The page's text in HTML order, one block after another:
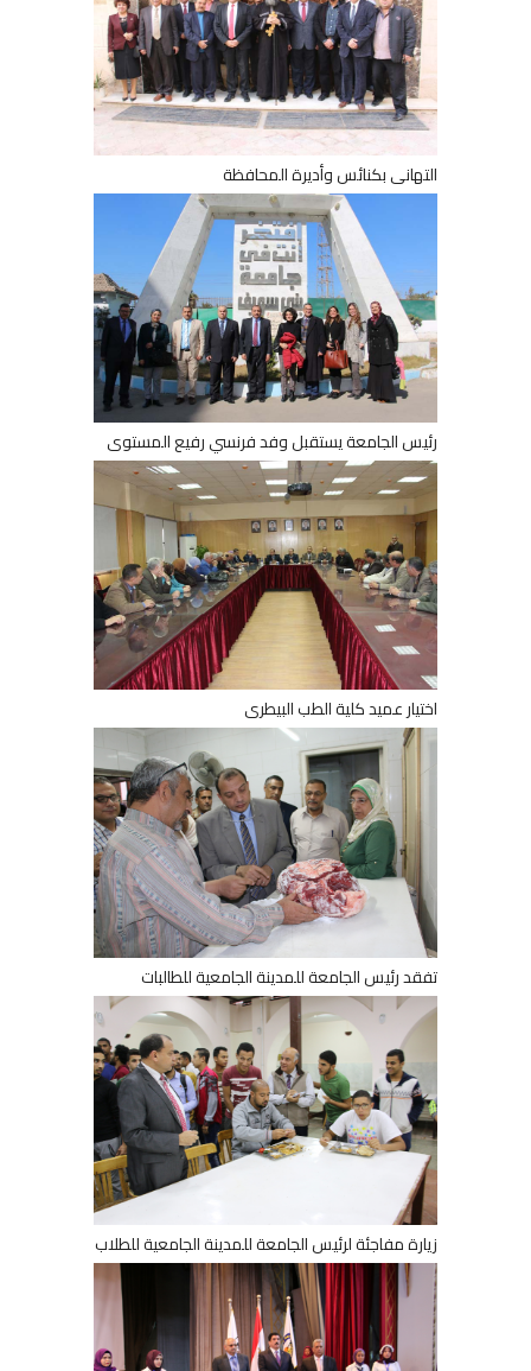
التهانى بكنائس وأديرة المحافظة
رئيس الجامعة يستقبل وفد فرنسي رفيع المستوى
اختيار عميد كلية الطب البيطرى
تفقد رئيس الجامعة للمدينة الجامعية للطالبات
زيارة مفاجئة لرئيس الجامعة للمدينة الجامعية للطلاب